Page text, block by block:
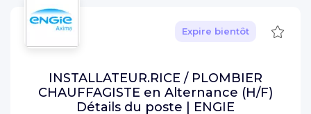
Expire bientôt
INSTALLATEUR.RICE / PLOMBIER
CHAUFFAGISTE en Alternance (H/F)
Détails du poste | ENGIE